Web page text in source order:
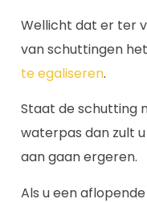
Wellicht dat er ter
van schuttingen
te egaliseren.
Staat de schutting
waterpas dan zult
aan gaan ergeren.
Als u een